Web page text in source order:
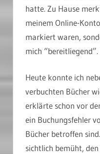
hatte. Zu Hause
meinem Online-
markiert waren,
mich
Heute konnte ich
verbuchten Bücher
erklärte schon vor
ein Buchungsfehler
Bücher betroffen
sichtlich bemüht,